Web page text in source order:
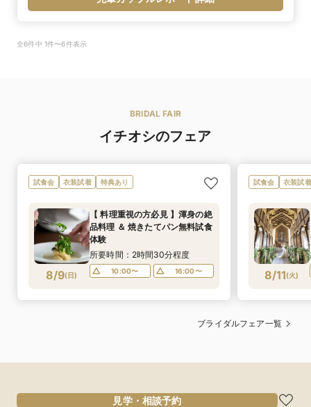
全6件中 1件〜6件表示
BRIDAL FAIR
イチオシのフェア
試食会 衣装試着 特典あり
8/9(日)
【 料理重視の方必見 】渾身の絶
品料理 ＆ 焼きたてパン無料試食
体験
所要時間：2時間30分程度
10:00〜 16:00〜
試食会 衣装試着
8/11(火)
ブライダルフェア一覧
見学・相談予約